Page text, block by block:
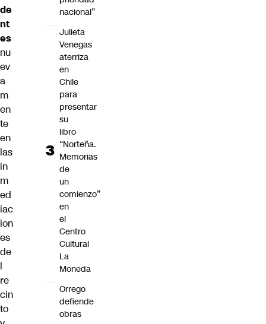
de
nt
es
nu
ev
a
m
en
te
en
las
in
m
ed
iac
ion
es
de
l
re
cin
to
nacional”
Julieta
Venegas
aterriza
en
Chile
para
presentar
su
libro
“Norteña.
Memorias
de
un
comienzo”
en
el
Centro
Cultural
La
Moneda
Orrego
defiende
obras